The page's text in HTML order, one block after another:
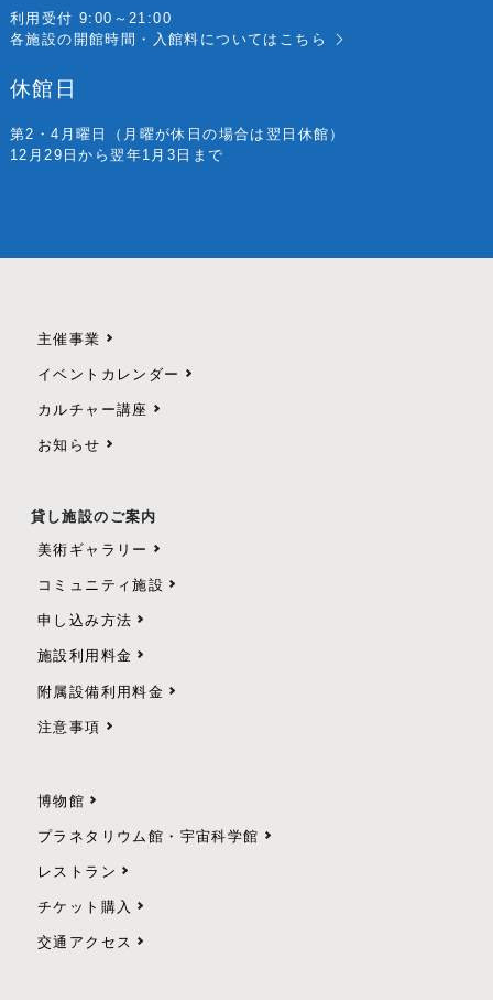
利用受付 9:00～21:00
各施設の開館時間・入館料については こちら
休館日
第2・4月曜日
（月曜が休日の場合は翌日休館）
12月29日から翌年1月3日まで
主催事業
イベントカレンダー
カルチャー講座
お知らせ
貸し施設のご案内
美術ギャラリー
コミュニティ施設
申し込み方法
施設利用料金
附属設備利用料金
注意事項
博物館
プラネタリウム館・宇宙科学館
レストラン
チケット購入
交通アクセス